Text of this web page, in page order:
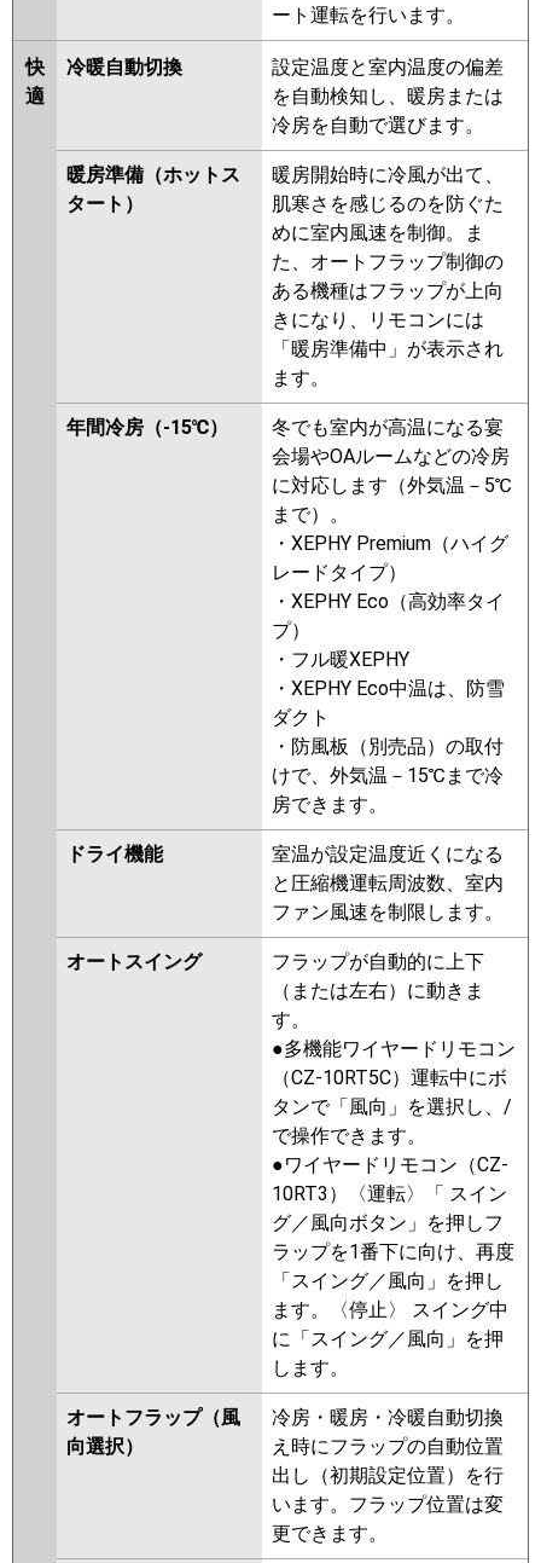
PA-P112B7GDB
PA-P112B7GDNB
PA-P112B7GD PA-P112B7GDN
PA-P112B6GDB PA-P112B6GDA
PA-P112B6GDN1
ート運転を行います。
快
適
冷暖自動切換
設定温度と室内温度の偏差
を自動検知し、暖房または
冷房を自動で選びます。
暖房準備（ホットス
タート）
暖房開始時に冷風が出て、
肌寒さを感じるのを防ぐた
めに室内風速を制御。ま
た、オートフラップ制御の
ある機種はフラップが上向
きになり、リモコンには
「暖房準備中」が表示され
ます。
年間冷房（-15℃）
冬でも室内が高温になる宴
会場やOAルームなどの冷房
に対応します（外気温－5℃
まで）。
・XEPHY Premium（ハイグ
レードタイプ）
・XEPHY Eco（高効率タイ
プ）
・フル暖XEPHY
・XEPHY Eco中温は、防雪
ダクト
・防風板（別売品）の取付
けで、外気温－15℃まで冷
房できます。
ドライ機能
室温が設定温度近くになる
と圧縮機運転周波数、室内
ファン風速を制限します。
オートスイング
フラップが自動的に上下
（または左右）に動きま
す。
●多機能ワイヤードリモコン
（CZ-10RT5C）運転中にボ
タンで「風向」を選択し、/
で操作できます。
●ワイヤードリモコン（CZ-
10RT3）〈運転〉「 スイン
グ／風向ボタン」を押しフ
ラップを1番下に向け、再度
「スイング／風向」を押し
ます。〈停止〉 スイング中
に「スイング／風向」を押
します。
オートフラップ（風
向選択）
冷房・暖房・冷暖自動切換
え時にフラップの自動位置
出し（初期設定位置）を行
います。フラップ位置は変
更できます。